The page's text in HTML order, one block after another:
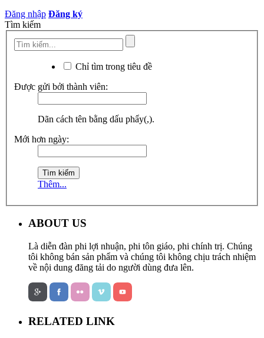
Đăng nhập Đăng ký
Tìm kiếm
Chỉ tìm trong tiêu đề
Được gửi bởi thành viên:
Dãn cách tên bằng dấu phẩy(,).
Mới hơn ngày:
Thêm...
ABOUT US
Là diễn đàn phi lợi nhuận, phi tôn giáo, phi chính trị. Chúng
tôi không bán sản phẩm và chúng tôi không chịu trách nhiệm
về nội dung đăng tải do người dùng đưa lên.
RELATED LINK